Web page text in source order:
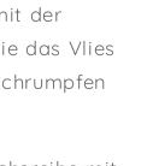
der
das Vlies